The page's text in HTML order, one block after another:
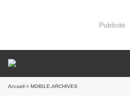
Publicité
Accueil » MOBILE.ARCHIVES